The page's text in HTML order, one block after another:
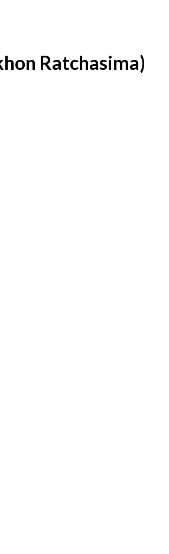
Ratchasima)